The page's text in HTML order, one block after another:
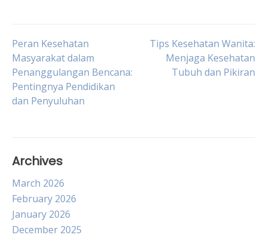
Post
navigation
Peran Kesehatan
Masyarakat dalam
Penanggulangan Bencana:
Pentingnya Pendidikan
dan Penyuluhan
Tips Kesehatan Wanita:
Menjaga Kesehatan
Tubuh dan Pikiran
Archives
March 2026
February 2026
January 2026
December 2025